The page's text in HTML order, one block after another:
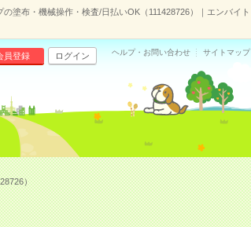
塗布・機械操作・検査/日払いOK（111428726）｜エンバイト
員登録 ログイン ヘルプ・お問い合わせ サイトマップ
）